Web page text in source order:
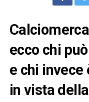
ecco chi
e chi
in vista